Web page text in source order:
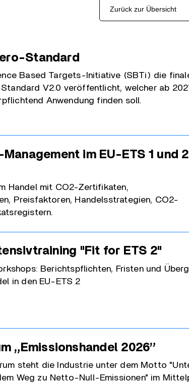
Zurück zur Übersicht
Standard
Based Targets-Initiative (SBTi) die
V2.0 veröffentlicht, welcher ab
Anwendung finden soll.
im EU-ETS 1 und 2
Handel mit CO2-Zertifikaten,
Preisfaktoren, Handelsstrategien, CO2-
"Fit for ETS 2"
Berichtspflichten, Fristen und
in den EU-ETS 2
„Emissionshandel 2026”
steht die Industrie unter dem Motto
Weg zu Netto-Null-Emissionen" im